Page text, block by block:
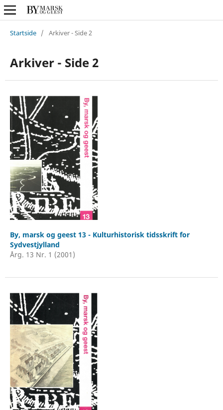
Startside / Arkiver - Side 2
Arkiver - Side 2
By, marsk og geest 13 - Kulturhistorisk tidsskrift for
Sydvestjylland
Årg. 13 Nr. 1 (2001)